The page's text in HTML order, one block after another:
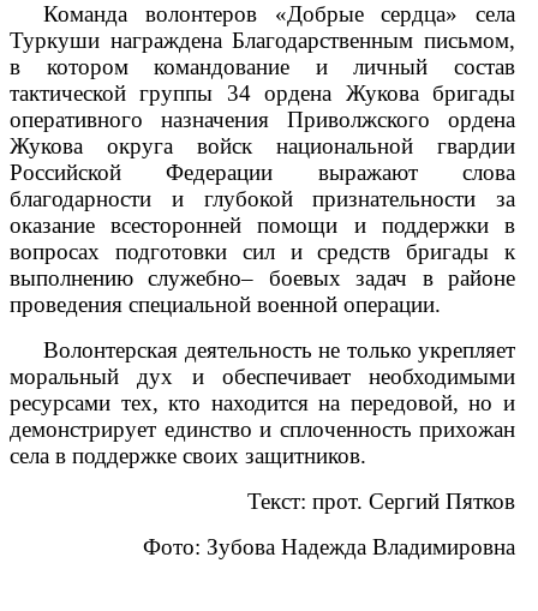
Команда волонтеров «Добрые сердца» села
Туркуши награждена Благодарственным письмом,
в котором командование и личный состав
тактической группы 34 ордена Жукова бригады
оперативного назначения Приволжского ордена
Жукова округа войск национальной гвардии
Российской Федерации выражают слова
благодарности и глубокой признательности за
оказание всесторонней помощи и поддержки в
вопросах подготовки сил и средств бригады к
выполнению служебно– боевых задач в районе
проведения специальной военной операции.
Волонтерская деятельность не только укрепляет
моральный дух и обеспечивает необходимыми
ресурсами тех, кто находится на передовой, но и
демонстрирует единство и сплоченность прихожан
села в поддержке своих защитников.
Текст: прот. Сергий Пятков
Фото: Зубова Надежда Владимировна